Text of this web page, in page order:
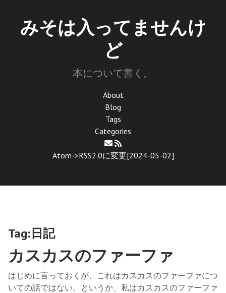
みそは入ってませんけ
ど
本について書く。
About
Blog
Tags
Categories
Atom->RSS2.0に変更[2024-05-02]
Tag:日記
カスカスのファーファ
はじめに言っておくが、これはカスカスのファーファにつ
いての話ではない。というか、私はカスカスのファーファ